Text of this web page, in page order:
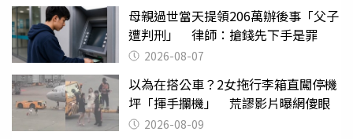
母親過世當天提領206萬辦後事「父子
遭判刑」 律師：搶錢先下手是罪
2026-08-07
以為在搭公車？2女拖行李箱直闖停機
坪「揮手攔機」 荒謬影片曝網傻眼
2026-08-09